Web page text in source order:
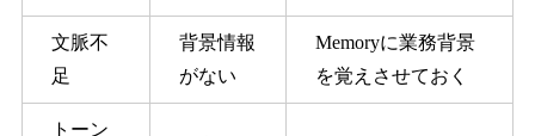
文脈不
足
背景情報
がない
Memoryに業務背景
を覚えさせておく
トーン